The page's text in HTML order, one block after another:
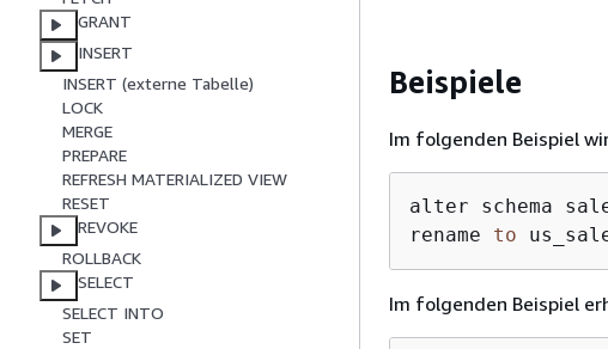
GRANT
INSERT
INSERT (externe Tabelle)
LOCK
MERGE
PREPARE
REFRESH MATERIALIZED VIEW
RESET
REVOKE
ROLLBACK
SELECT
SELECT INTO
SET
Beispiele
Im folgenden Beispiel
alter schema
rename to
Im folgenden Beispiel